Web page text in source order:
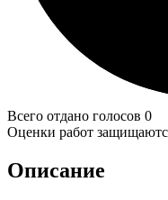
Всего отдано голосов 0
Оценки работ
Описание